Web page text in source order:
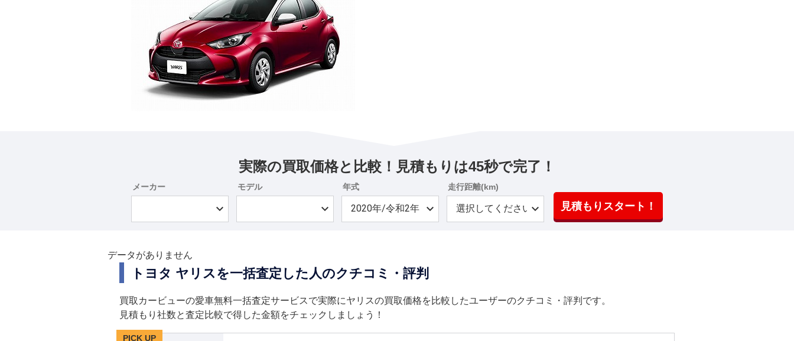
実際の買取価格と比較！見積もりは45秒で完了！
メーカー モデル 年式 走行距離(km)
見積もりスタート！
データがありません
トヨタ ヤリスを一括査定した人のクチコミ・評判
買取カービューの愛車無料一括査定サービスで実際にヤリスの買取価格を比較したユーザーのクチコミ・評判です。
見積もり社数と査定比較で得した金額をチェックしましょう！
PICK UP